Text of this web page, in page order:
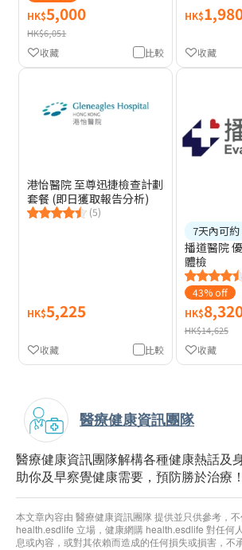
HK$5,000
HK$6,051
比較
收藏
HK$
收藏
港怡醫院 至尊迅捷檢查計劃
套餐 (即日獲取報告分析)
(5)
HK$5,225
比較
收藏
7天內可約
播道醫院
體檢
43% off
HK$
HK$14,625
收藏
醫療健康資訊團隊
醫療健康資訊團隊解構各種健康熱話及
助你及早察覺健康需要，預防勝於治療！
本文章內容由 醫療健康資訊團隊 提供並只供參考，
health.esdlife 立場，健康網購 health.esdlife 對任何
息或內容，或對其依賴而造成的任何損失或損害，不